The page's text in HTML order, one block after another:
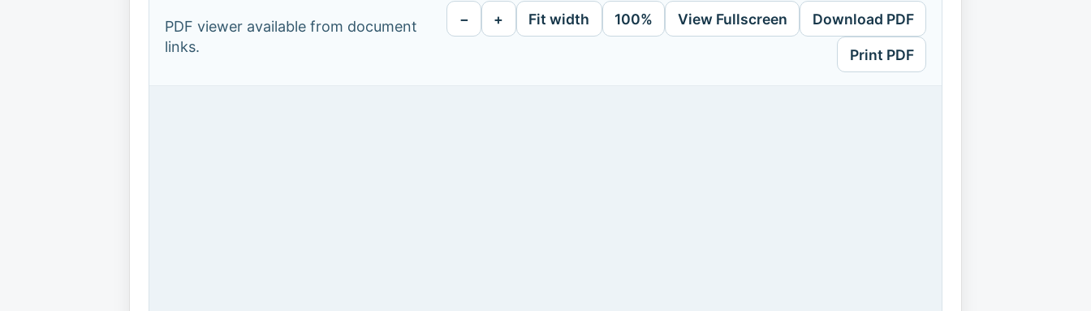
PDF viewer available from document
links.
− + Fit width 100% View Fullscreen Download PDF
Print PDF